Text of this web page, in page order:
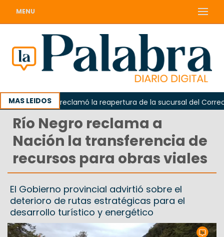
MENU
MAS LEIDOS
Odarda reclamó la reapertura de la sucursal del Correo
Río Negro reclama a
Nación la transferencia de
recursos para obras viales
El Gobierno provincial advirtió sobre el
deterioro de rutas estratégicas para el
desarrollo turístico y energético